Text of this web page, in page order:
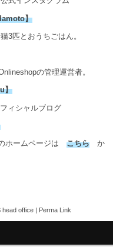
】
3匹とおうちごはん。
の管理運営者。
】
ィシャルブログ
ホームページは こちら か
head office Perma Link